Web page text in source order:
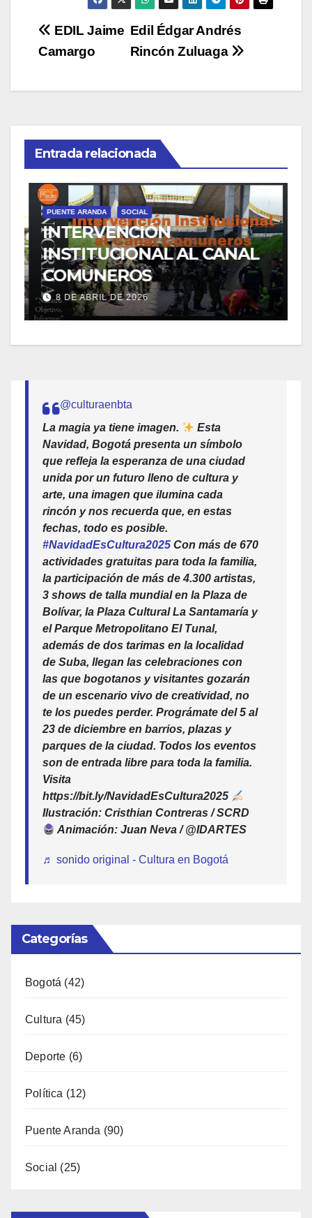
Navegación
de
entradas
Edil Édgar Andrés
Rincón Zuluaga
EDIL Jaime
Camargo
Entrada relacionada
PUENTE ARANDA SOCIAL
INTERVENCIÓN
INSTITUCIONAL AL CANAL
COMUNEROS
8 DE ABRIL DE 2026
@culturaenbta
La magia ya tiene imagen.
Esta
Navidad, Bogotá presenta un símbolo
que refleja la esperanza de una ciudad
unida por un futuro lleno de cultura y
arte, una imagen que ilumina cada
rincón y nos recuerda que, en estas
fechas, todo es posible.
#NavidadEsCultura2025 Con más de 670
actividades gratuitas para toda la familia,
la participación de más de 4.300 artistas,
3 shows de talla mundial en la Plaza de
Bolívar, la Plaza Cultural La Santamaría y
el Parque Metropolitano El Tunal,
además de dos tarimas en la localidad
de Suba, llegan las celebraciones con
las que bogotanos y visitantes gozarán
de un escenario vivo de creatividad, no
te los puedes perder. Prográmate del 5 al
23 de diciembre en barrios, plazas y
parques de la ciudad. Todos los eventos
son de entrada libre para toda la familia.
Visita
https://bit.ly/NavidadEsCultura2025
Ilustración: Cristhian Contreras / SCRD
Animación: Juan Neva / @IDARTES
♬ sonido original - Cultura en Bogotá
Categorías
Bogotá (42)
Cultura (45)
Deporte (6)
Política (12)
Puente Aranda (90)
Social (25)